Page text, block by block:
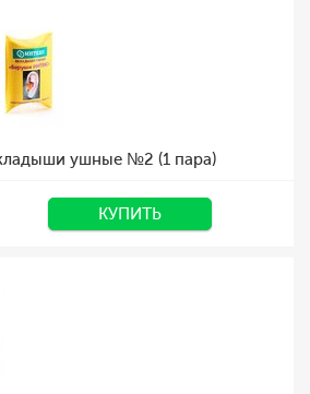
ушные №2 (1 пара)
КУПИТЬ